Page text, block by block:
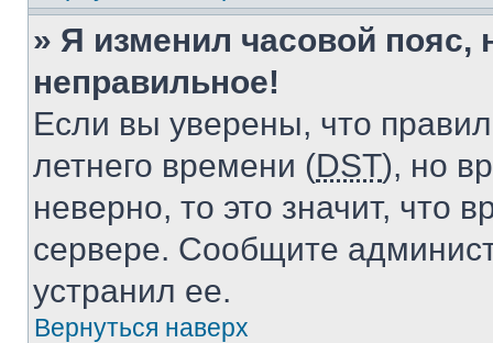
» Я изменил часовой пояс,
неправильное!
Если вы уверены, что
летнего времени (DST), но
неверно, то это значит, что
сервере. Сообщите
устранил ее.
Вернуться наверх